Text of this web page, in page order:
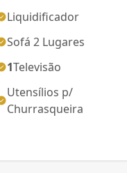
Liquidificador
Sofá 2 Lugares
1Televisão
Utensílios p/
Churrasqueira